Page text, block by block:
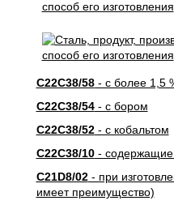
C22C38/58- с более 1,5
C22C38/54- с бором
C22C38/52- с кобальтом
C22C38/10- содержащие
C21D8/02- при
имеет преимущество)